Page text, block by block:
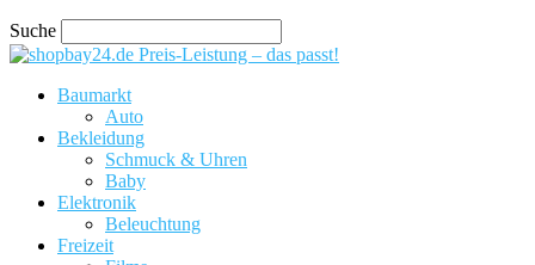
Suche
Preis-Leistung – das passt!
Baumarkt
Auto
Bekleidung
Schmuck & Uhren
Baby
Elektronik
Beleuchtung
Freizeit